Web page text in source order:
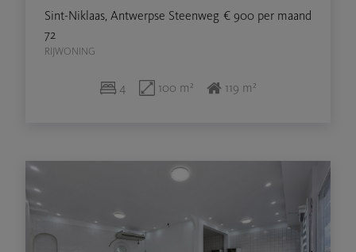
Sint-Niklaas, Antwerpse Steenweg
72
RIJWONING
€ 900 per maand
4 100 m² 119 m²